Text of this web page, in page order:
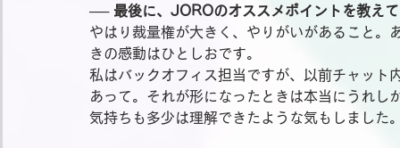
── 最後に、JOROのオススメポイントを教え
やはり裁量権が大きく、やりがいがあること。
きの感動はひとしおです。
私はバックオフィス担当ですが、以前チャット
あって。それが形になったときは本当にうれし
気持ちも多少は理解できたような気もしました